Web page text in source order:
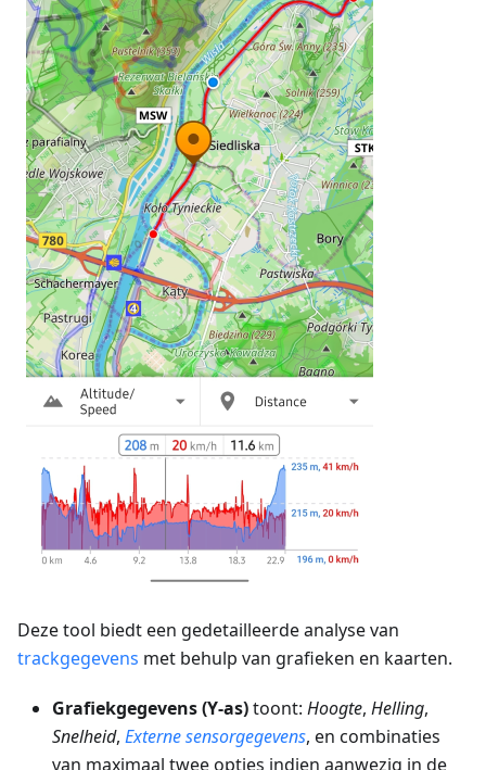
Deze tool biedt een gedetailleerde analyse van
trackgegevens met behulp van grafieken en kaarten.
Grafiekgegevens (Y-as)toont: Hoogte, Helling,
Snelheid, Externe sensorgegevens, en combinaties
van maximaal twee opties indien aanwezig in de